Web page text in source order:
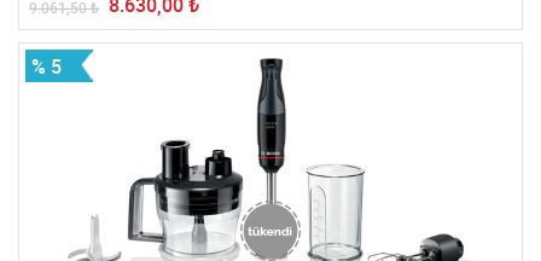
9.061,50₺ 8.630,00 ₺
% 5